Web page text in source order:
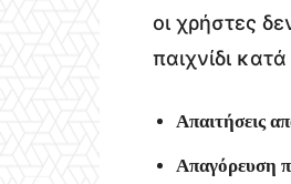
οι χρήστες
παιχνίδι
Απαιτήσεις
Απαγόρευση